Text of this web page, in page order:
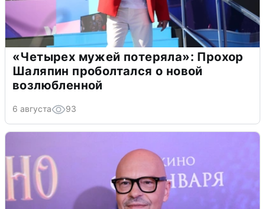
«Четырех мужей потеряла»: Прохор
Шаляпин проболтался о новой
возлюбленной
6 августа 93